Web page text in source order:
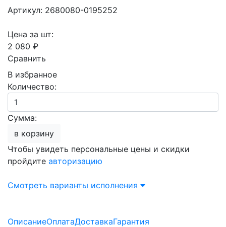
Артикул: 2680080-0195252
Цена за шт:
2 080 ₽
Сравнить
В избранное
Количество:
Сумма:
в корзину
Чтобы увидеть персональные цены и скидки
пройдите авторизацию
Смотреть варианты исполнения
ОписаниеОплатаДоставкаГарантия